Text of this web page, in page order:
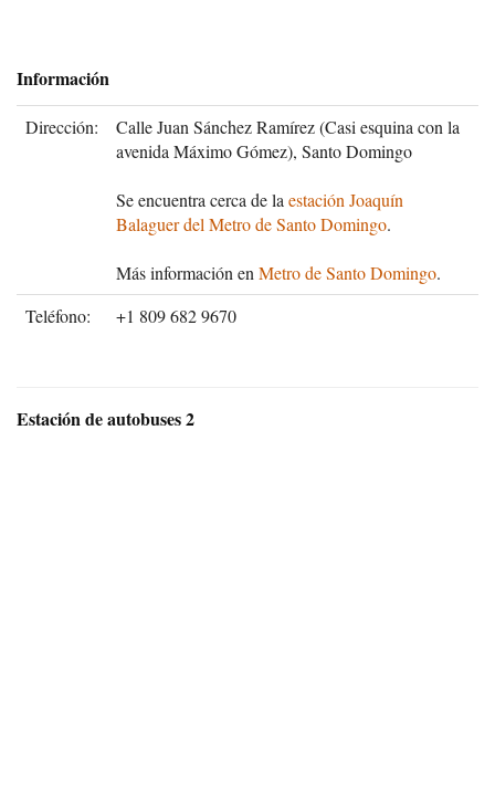
Información
Dirección:
Calle Juan Sánchez Ramírez (Casi esquina con la
avenida Máximo Gómez), Santo Domingo
Se encuentra cerca de la estación Joaquín
Balaguer del Metro de Santo Domingo.
Más información en Metro de Santo Domingo.
Teléfono:
+1 809 682 9670
Estación de autobuses 2